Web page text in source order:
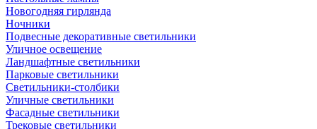
Новогодняя гирлянда
Ночники
Подвесные декоративные светильники
Уличное освещение
Ландшафтные светильники
Парковые светильники
Светильники-столбики
Уличные светильники
Фасадные светильники
Трековые светильники